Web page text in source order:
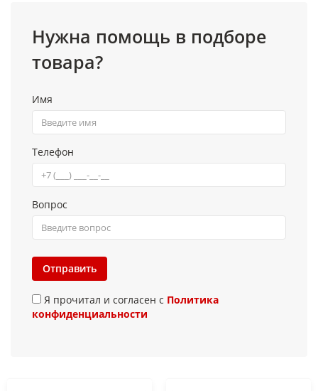
Нужна помощь в подборе
товара?
Имя
Телефон
Вопрос
Отправить
Я прочитал и согласен с Политика
конфиденциальности